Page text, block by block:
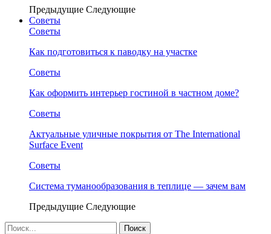
Предыдущие Следующие
Советы
Советы
Как подготовиться к паводку на участке
Советы
Как оформить интерьер гостиной в частном доме?
Советы
Актуальные уличные покрытия от The International
Surface Event
Советы
Система туманообразования в теплице — зачем вам
Предыдущие Следующие